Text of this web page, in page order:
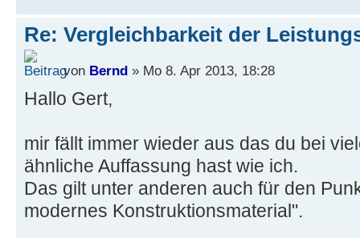
Re: Vergleichbarkeit der
von Bernd » Mo 8. Apr 2013, 18:28
Hallo Gert,
mir fällt immer wieder aus das du bei
ähnliche Auffassung hast wie ich.
Das gilt unter anderen auch für den
modernes Konstruktionsmaterial".